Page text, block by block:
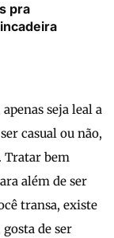
pra
seja leal a
casual ou não,
Tratar bem
além de ser
transa, existe
de ser